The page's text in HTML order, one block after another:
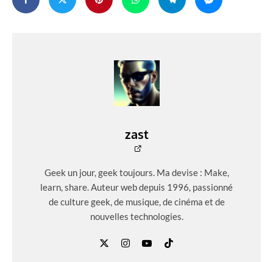
zast
Geek un jour, geek toujours. Ma devise : Make,
learn, share. Auteur web depuis 1996, passionné
de culture geek, de musique, de cinéma et de
nouvelles technologies.